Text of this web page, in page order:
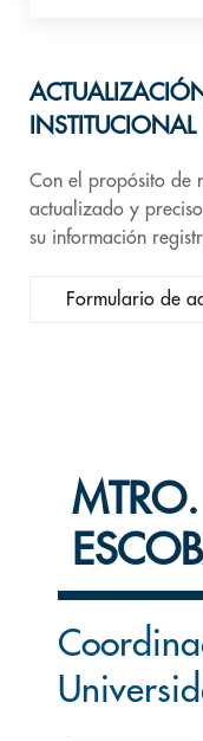
INSTITUCIONAL
Con el propósito de
actualizado y
su información
Formulario de